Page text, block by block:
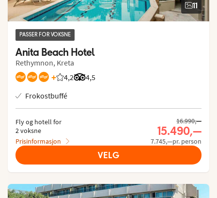
11
PASSER FOR VOKSNE
Anita Beach Hotel
Rethymnon, Kreta
+ 4,2
Vurdering fra Vings gjester: 4.167/5
4,5
Vurdering fra Tripadvisor: 4.5 of 5
Frokostbuffé
Fly og hotell for
2 voksne
Prisinformasjon
16.990,—
15.490,—
7.745,—pr. person
VELG